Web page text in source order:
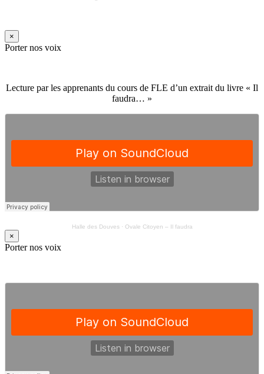
×
Porter nos voix
Lecture par les apprenants du cours de FLE d’un extrait du livre « Il
faudra… »
Halle des Douves· Ovale Citoyen – Il faudra
×
Porter nos voix